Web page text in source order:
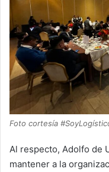
Foto cortesía
Al respecto, Adolfo de
mantener a la